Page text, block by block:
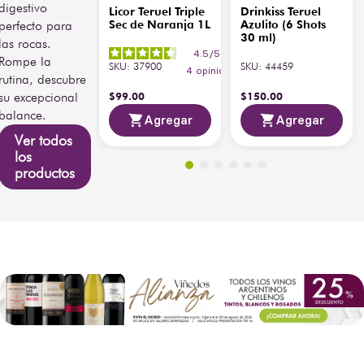
para
rocas.
la
descubre
excepcional
Ver todos
los
productos
Licor Teruel Triple
Sec de Naranja 1L
4.5/5
4 opiniones
SKU:37900
$99.00
Agregar
Drinkiss Teruel
Azulito (6 Shots
30 ml)
SKU:44459
$150.00
Agregar